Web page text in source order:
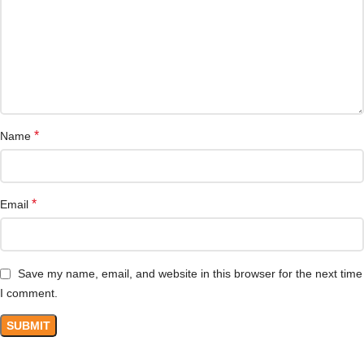
Name *
Email *
Save my name, email, and website in this browser for the next time
I comment.